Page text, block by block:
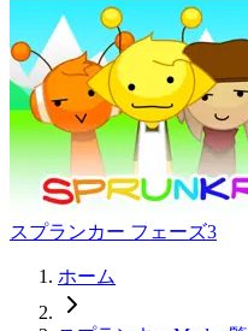
スプランカー フェーズ3
ホーム